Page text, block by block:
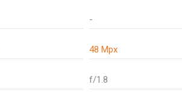
-
48 Mpx
f/1.8